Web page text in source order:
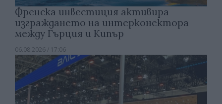
Френска инвестиция активира
изграждането на интерконектора
между Гърция и Кипър
06.08.2026 / 17:06